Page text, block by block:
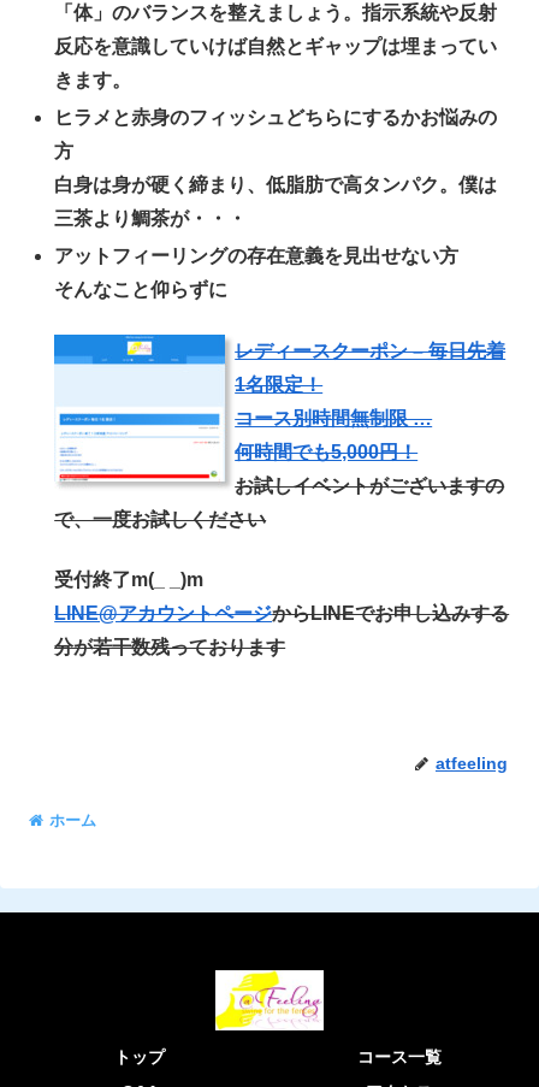
「体」のバランスを整えましょう。指示系統や反射
反応を意識していけば自然とギャップは埋まってい
きます。
ヒラメと赤身のフィッシュどちらにするかお悩みの
方
白身は身が硬く締まり、低脂肪で高タンパク。僕は
三茶より鯛茶が・・・
アットフィーリングの存在意義を見出せない方
そんなこと仰らずに
レディースクーポン – 毎日先着
1名限定！
コース別時間無制限 …
何時間でも5,000円！
お試しイベントがございますの
で、一度お試しください
受付終了m(_ _)m
LINE@アカウントページからLINEでお申し込みする
分が若干数残っております
atfeeling
ホーム
トップ
コース一覧